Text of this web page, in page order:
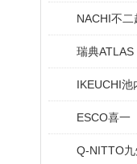
NACHI不二
瑞典ATLAS
IKEUCHI池
ESCO喜一
Q-NITTO